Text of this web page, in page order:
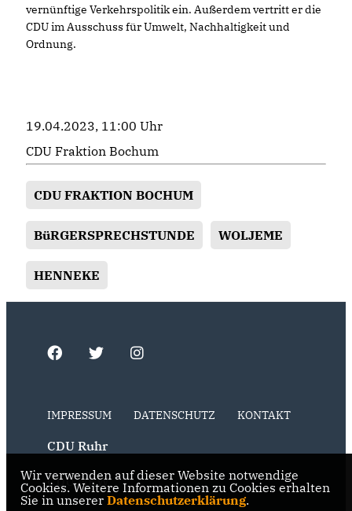
vernünftige Verkehrspolitik ein. Außerdem vertritt er die
CDU im Ausschuss für Umwelt, Nachhaltigkeit und
Ordnung.
19.04.2023, 11:00 Uhr
CDU Fraktion Bochum
CDU FRAKTION BOCHUM
BüRGERSPRECHSTUNDE WOLJEME
HENNEKE
IMPRESSUM DATENSCHUTZ KONTAKT
CDU Ruhr
CDU NRW
Wir verwenden auf dieser Website notwendige
Cookies. Weitere Informationen zu Cookies erhalten
Sie in unserer Datenschutzerklärung.